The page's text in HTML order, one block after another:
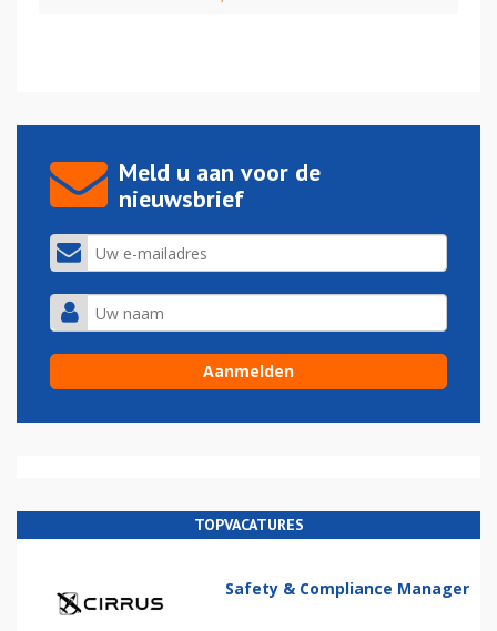
Meld u aan voor de
nieuwsbrief
TOPVACATURES
Safety & Compliance Manager